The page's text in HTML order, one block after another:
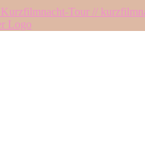
Tour //